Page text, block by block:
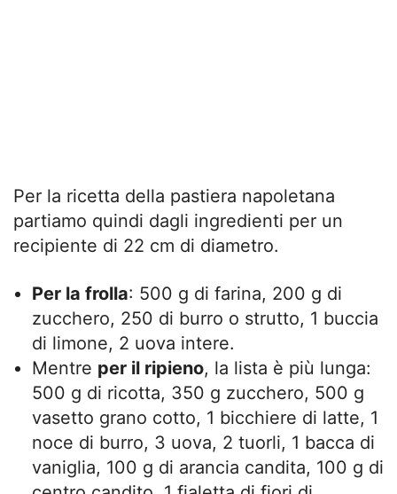
Per la ricetta della pastiera napoletana
partiamo quindi dagli ingredienti per un
recipiente di 22 cm di diametro.
Per la frolla: 500 g di farina, 200 g di
zucchero, 250 di burro o strutto, 1 buccia
di limone, 2 uova intere.
Mentre per il ripieno, la lista è più lunga:
500 g di ricotta, 350 g zucchero, 500 g
vasetto grano cotto, 1 bicchiere di latte, 1
noce di burro, 3 uova, 2 tuorli, 1 bacca di
vaniglia, 100 g di arancia candita, 100 g di